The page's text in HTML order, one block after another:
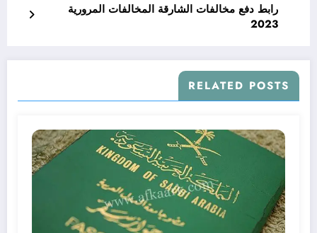
رابط دفع مخالفات الشارقة المخالفات المرورية
2023
RELATED POSTS